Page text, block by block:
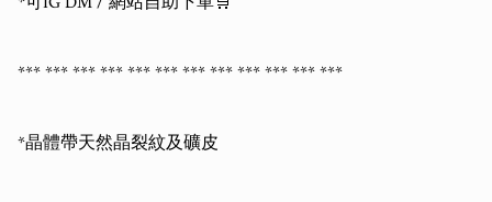
*** *** *** *** *** *** *** *** *** *** *** ***
*晶體帶天然晶裂紋及礦皮